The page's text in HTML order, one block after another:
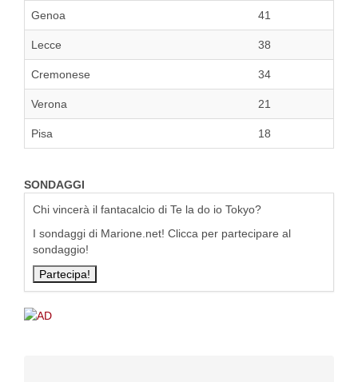
Genoa 41
Lecce 38
Cremonese 34
Verona 21
Pisa 18
SONDAGGI
Chi vincerà il fantacalcio di Te la do io Tokyo?
I sondaggi di Marione.net! Clicca per partecipare al
sondaggio!